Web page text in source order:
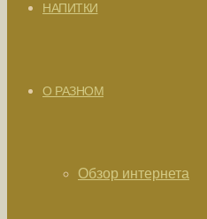
НАПИТКИ
О РАЗНОМ
Обзор интернета